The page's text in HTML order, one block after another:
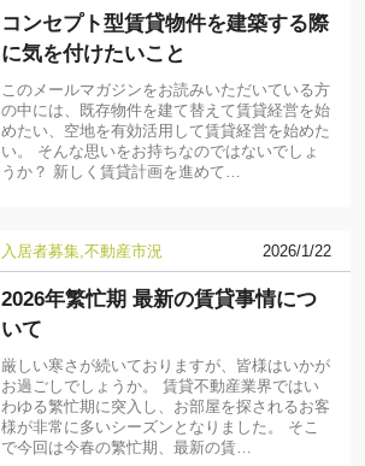
コンセプト型賃貸物件を建築する際
に気を付けたいこと
このメールマガジンをお読みいただいている方
の中には、既存物件を建て替えて賃貸経営を始
めたい、空地を有効活用して賃貸経営を始めた
い。 そんな思いをお持ちなのではないでしょ
うか？ 新しく賃貸計画を進めて…
入居者募集 不動産市況 2026/1/22
2026年繁忙期 最新の賃貸事情につ
いて
厳しい寒さが続いておりますが、皆様はいかが
お過ごしでしょうか。 賃貸不動産業界ではい
わゆる繁忙期に突入し、お部屋を探されるお客
様が非常に多いシーズンとなりました。 そこ
で今回は今春の繁忙期、最新の賃…